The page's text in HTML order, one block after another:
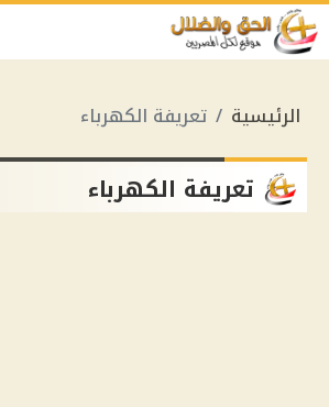
الرئيسية تعريفة الكهرباء
تعريفة الكهرباء